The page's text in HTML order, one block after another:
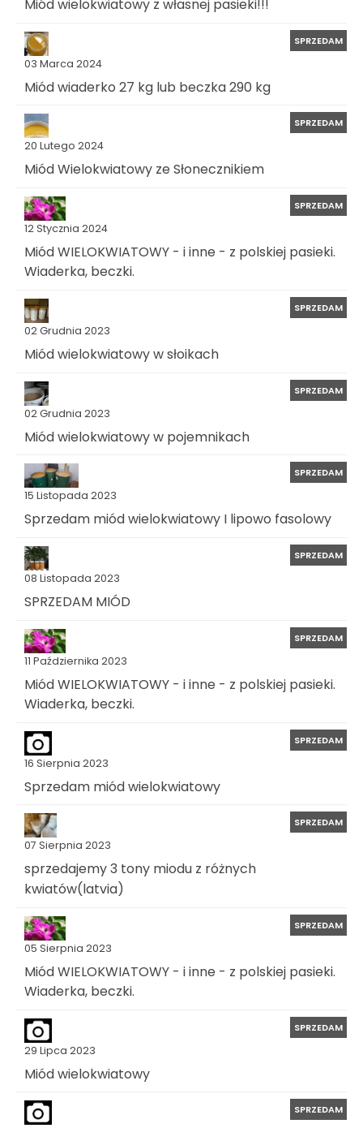
Miód wielokwiatowy z własnej pasieki!!!
03 Marca 2024
SPRZEDAM
Miód wiaderko 27 kg lub beczka 290 kg
20 Lutego 2024
SPRZEDAM
Miód Wielokwiatowy ze Słonecznikiem
12 Stycznia 2024
SPRZEDAM
Miód WIELOKWIATOWY - i inne - z polskiej pasieki.
Wiaderka, beczki.
02 Grudnia 2023
SPRZEDAM
Miód wielokwiatowy w słoikach
02 Grudnia 2023
SPRZEDAM
Miód wielokwiatowy w pojemnikach
15 Listopada 2023
SPRZEDAM
Sprzedam miód wielokwiatowy I lipowo fasolowy
08 Listopada 2023
SPRZEDAM
SPRZEDAM MIÓD
11 Października 2023
SPRZEDAM
Miód WIELOKWIATOWY - i inne - z polskiej pasieki.
Wiaderka, beczki.
16 Sierpnia 2023
SPRZEDAM
Sprzedam miód wielokwiatowy
07 Sierpnia 2023
SPRZEDAM
sprzedajemy 3 tony miodu z różnych
kwiatów(latvia)
05 Sierpnia 2023
SPRZEDAM
Miód WIELOKWIATOWY - i inne - z polskiej pasieki.
Wiaderka, beczki.
29 Lipca 2023
SPRZEDAM
Miód wielokwiatowy
SPRZEDAM